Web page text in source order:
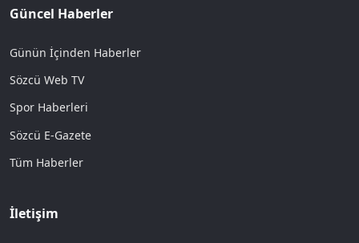
Güncel Haberler
Günün İçinden Haberler
Sözcü Web TV
Spor Haberleri
Sözcü E-Gazete
Tüm Haberler
İletişim